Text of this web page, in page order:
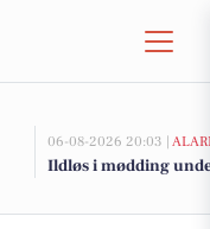
06-08-2026 20:03 |
Ildløs i mødding